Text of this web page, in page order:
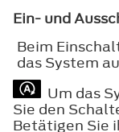
Ein- und
Beim
das System
Um das
Sie den
Betätigen Sie